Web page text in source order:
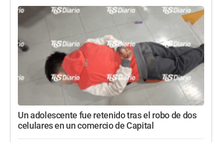
Un adolescente fue retenido tras el robo de dos
celulares en un comercio de Capital